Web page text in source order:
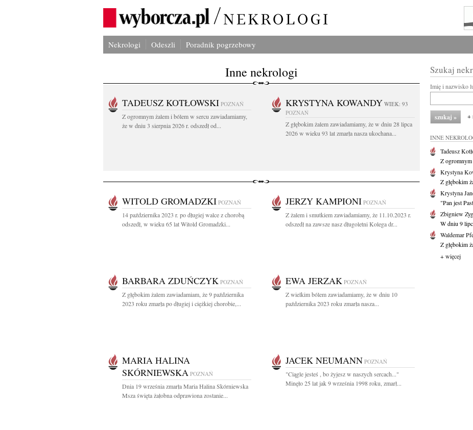
Nekrologi Odeszli Poradnik pogrzebowy
Inne nekrologi
TADEUSZ KOTŁOWSKI POZNAŃ
Z ogromnym żalem i bólem w sercu zawiadamiamy,
że w dniu 3 sierpnia 2026 r. odszedł od...
KRYSTYNA KOWANDY WIEK: 93
POZNAŃ
Z głębokim żalem zawiadamiamy, że w dniu 28 lipca
2026 w wieku 93 lat zmarła nasza ukochana...
WITOLD GROMADZKI POZNAŃ
14 października 2023 r. po długiej walce z chorobą
odszedł, w wieku 65 lat Witold Gromadzki...
JERZY KAMPIONI POZNAŃ
Z żalem i smutkiem zawiadamiamy, że 11.10.2023 r.
odszedł na zawsze nasz długoletni Kolega dr...
BARBARA ZDUŃCZYK POZNAŃ
Z głębokim żalem zawiadamiam, że 9 października
2023 roku zmarła po długiej i ciężkiej chorobie,...
EWA JERZAK POZNAŃ
Z wielkim bólem zawiadamiamy, że w dniu 10
października 2023 roku zmarła nasza...
MARIA HALINA
SKÓRNIEWSKA POZNAŃ
Dnia 19 września zmarła Maria Halina Skórniewska
Msza święta żałobna odprawiona zostanie...
JACEK NEUMANN POZNAŃ
"Ciągle jesteś , bo żyjesz w naszych sercach..."
Minęło 25 lat jak 9 września 1998 roku, zmarł...
Szukaj
Imię i nazwisko
+
INNE
Tadeusz
Z ogromnym
Krystyna
Z głębokim
Krystyna
"Pan jest
Zbigniew
W dniu 9
Waldemar
Z głębokim
+ więcej